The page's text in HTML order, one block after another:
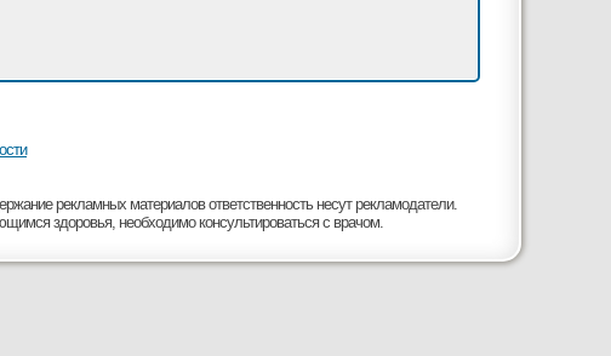
рекламных материалов ответственность несут рекламодатели.
здоровья, необходимо консультироваться с врачом.